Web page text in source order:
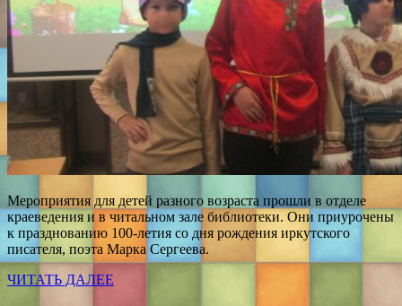
Мероприятия для детей разного возраста прошли в отделе
краеведения и в читальном зале библиотеки. Они приурочены
к празднованию 100-летия со дня рождения иркутского
писателя, поэта Марка Сергеева.
ЧИТАТЬ ДАЛЕЕ